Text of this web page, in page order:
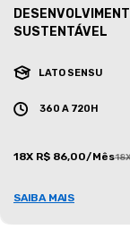
SUSTENTÁVEL
LATO SENSU
360 A 720H
18X R$ 86,00/Mês
SAIBA MAIS